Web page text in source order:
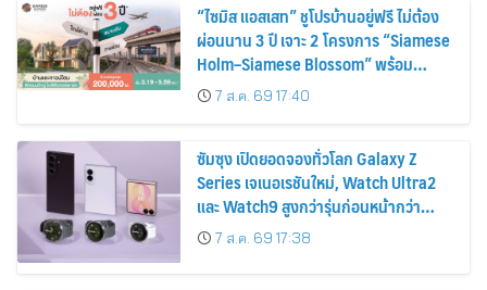
“ไซมิส แอสเสท” ชูโปรบ้านอยู่ฟรี ไม่ต้อง
ผ่อนนาน 3 ปี เจาะ 2 โครงการ “Siamese
Holm–Siamese Blossom” พร้อม
ส่วนลดและสิทธิพิเศษถึง 31 สิงหาคม
2569
7 ส.ค. 69 17:40
ซัมซุง เปิดยอดจองทั่วโลก Galaxy Z
Series เจเนอเรชันใหม่, Watch Ultra2
และ Watch9 สูงกว่ารุ่นก่อนหน้ากว่า
30%7 ส.ค. 69 17:38